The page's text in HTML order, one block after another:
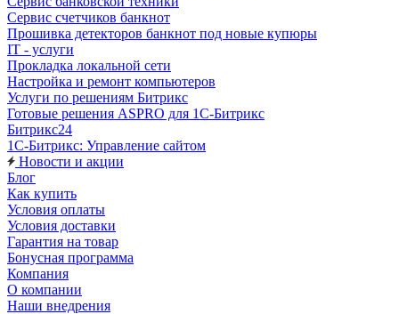
Сервис счетчиков банкнот
Прошивка детекторов банкнот под новые купюры
IT - услуги
Прокладка локальной сети
Настройка и ремонт компьютеров
Услуги по решениям Битрикс
Готовые решения ASPRO для 1С-Битрикс
Битрикс24
1С-Битрикс: Управление сайтом
Новости и акции
Блог
Как купить
Условия оплаты
Условия доставки
Гарантия на товар
Бонусная программа
Компания
О компании
Наши внедрения